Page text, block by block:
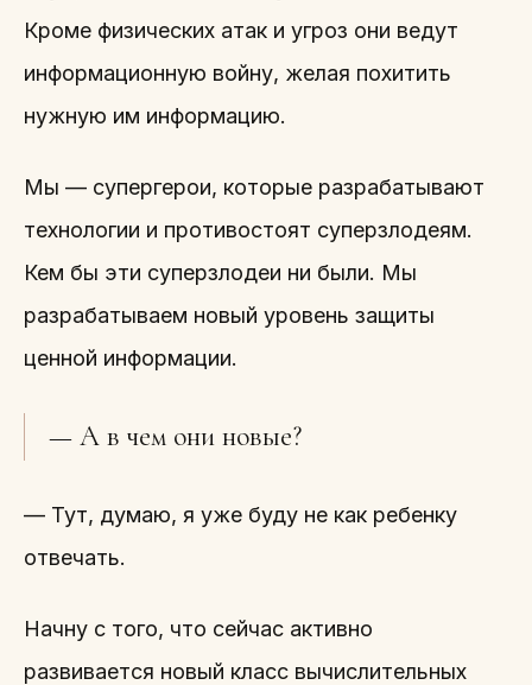
Кроме физических атак и угроз они ведут
информационную войну, желая похитить
нужную им информацию.
Мы — супергерои, которые разрабатывают
технологии и противостоят суперзлодеям.
Кем бы эти суперзлодеи ни были. Мы
разрабатываем новый уровень защиты
ценной информации.
— А в чем они новые?
— Тут, думаю, я уже буду не как ребенку
отвечать.
Начну с того, что сейчас активно
развивается новый класс вычислительных